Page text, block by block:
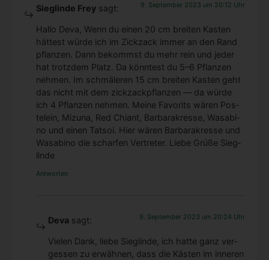
Sieglinde Frey sagt: 9. September 2023 um 20:12 Uhr
Hal­lo Deva, Wenn du einen 20 cm brei­ten Kas­ten
hät­test wür­de ich im Zick­zack immer an den Rand
pflan­zen. Dann bekommst du mehr rein und jeder
hat trotz­dem Platz. Da könn­test du 5–6 Pflan­zen
neh­men. Im schmä­le­ren 15 cm brei­ten Kas­ten geht
das nicht mit dem zick­zack­pflan­zen — da wür­de
ich 4 Pflan­zen neh­men. Mei­ne Favo­rits wären Pos­
te­lein, Mizu­na, Red Chi­ant, Bar­ba­rak­res­se, Wasa­bi­
no und einen Tatsoi. Hier wären Bar­ba­rak­res­se und
Wasa­bi­no die schar­fen Ver­tre­ter. Lie­be Grü­ße Sieg­
lin­de
Antworten
Deva sagt: 9. September 2023 um 20:24 Uhr
Vie­len Dank, lie­be Sieg­lin­de, ich hat­te ganz ver­
ges­sen zu erwäh­nen, dass die Käs­ten im inne­ren